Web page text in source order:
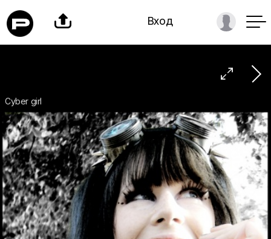
 Вход

Cyber girl